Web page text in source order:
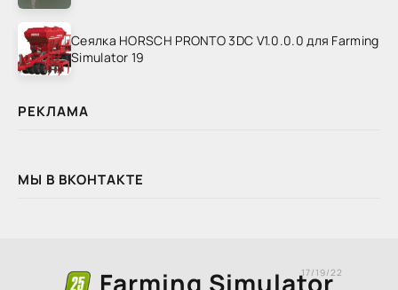
Сеялка HORSCH PRONTO 3DC V1.0.0.0 для Farming
Simulator 19
РЕКЛАМА
МЫ В ВКОНТАКТЕ
Farming Simulator
17/19/22